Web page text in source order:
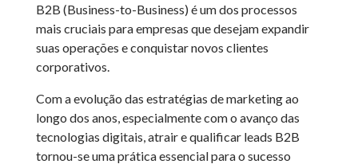
B2B (Business-to-Business) é um dos processos
mais cruciais para empresas que desejam expandir
suas operações e conquistar novos clientes
corporativos.
Com a evolução das estratégias de marketing ao
longo dos anos, especialmente com o avanço das
tecnologias digitais, atrair e qualificar leads B2B
tornou-se uma prática essencial para o sucesso